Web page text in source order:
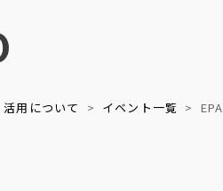
活用について イベント一覧